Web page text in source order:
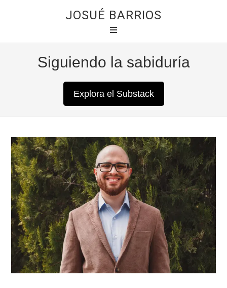
JOSUÉ BARRIOS
Siguiendo la sabiduría
Explora el Substack